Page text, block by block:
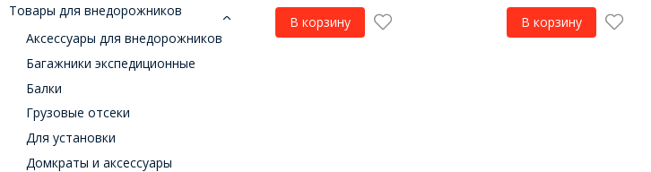
Товары для внедорожников
Аксессуары для внедорожников
Багажники экспедиционные
Балки
Грузовые отсеки
Для установки
Домкраты и аксессуары
В корзину В корзину